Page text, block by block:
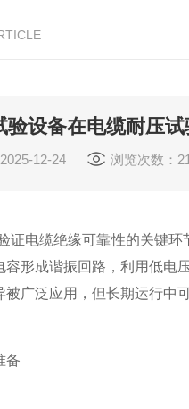
验设备在电缆耐压
2025-12-24 浏览次数：
电缆绝缘可靠性的关键环
容形成谐振回路，利用低电
广泛应用，但长期运行中